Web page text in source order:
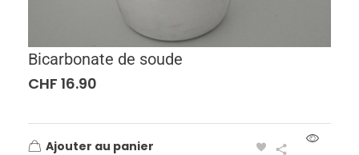
Bicarbonate de soude
CHF 16.90
Ajouter au panier